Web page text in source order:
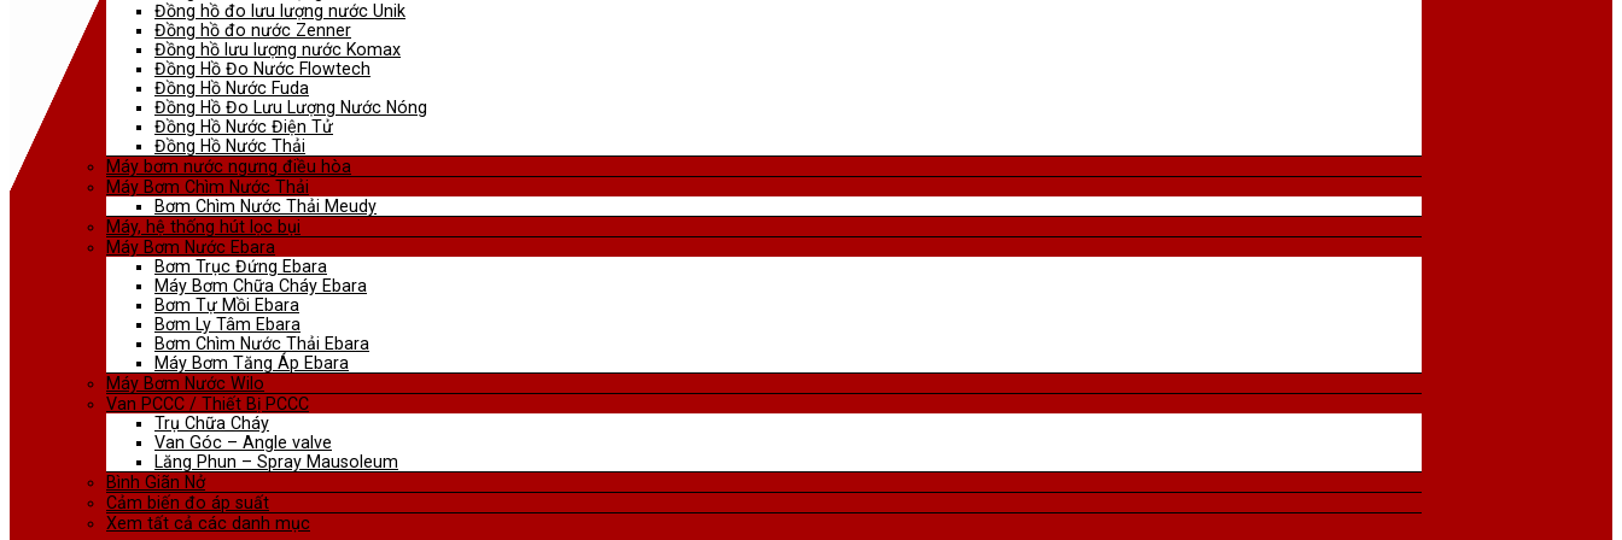
Đồng hồ đo lưu lượng nước Unik
Đồng hồ đo nước Zenner
Đồng hồ lưu lượng nước Komax
Đồng Hồ Đo Nước Flowtech
Đồng Hồ Nước Fuda
Đồng Hồ Đo Lưu Lượng Nước Nóng
Đồng Hồ Nước Điện Tử
Đồng Hồ Nước Thải
Máy bơm nước ngưng điều hòa
Máy Bơm Chìm Nước Thải
Bơm Chìm Nước Thải Meudy
Máy, hệ thống hút lọc bụi
Máy Bơm Nước Ebara
Bơm Trục Đứng Ebara
Máy Bơm Chữa Cháy Ebara
Bơm Tự Mồi Ebara
Bơm Ly Tâm Ebara
Bơm Chìm Nước Thải Ebara
Máy Bơm Tăng Áp Ebara
Máy Bơm Nước Wilo
Van PCCC / Thiết Bị PCCC
Trụ Chữa Cháy
Van Góc – Angle valve
Lăng Phun – Spray Mausoleum
Bình Giãn Nở
Cảm biến đo áp suất
Xem tất cả các danh mục